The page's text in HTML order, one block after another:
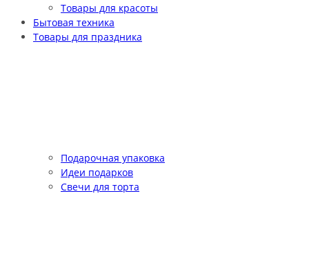
Товары для красоты
Бытовая техника
Товары для праздника
Подарочная упаковка
Идеи подарков
Свечи для торта